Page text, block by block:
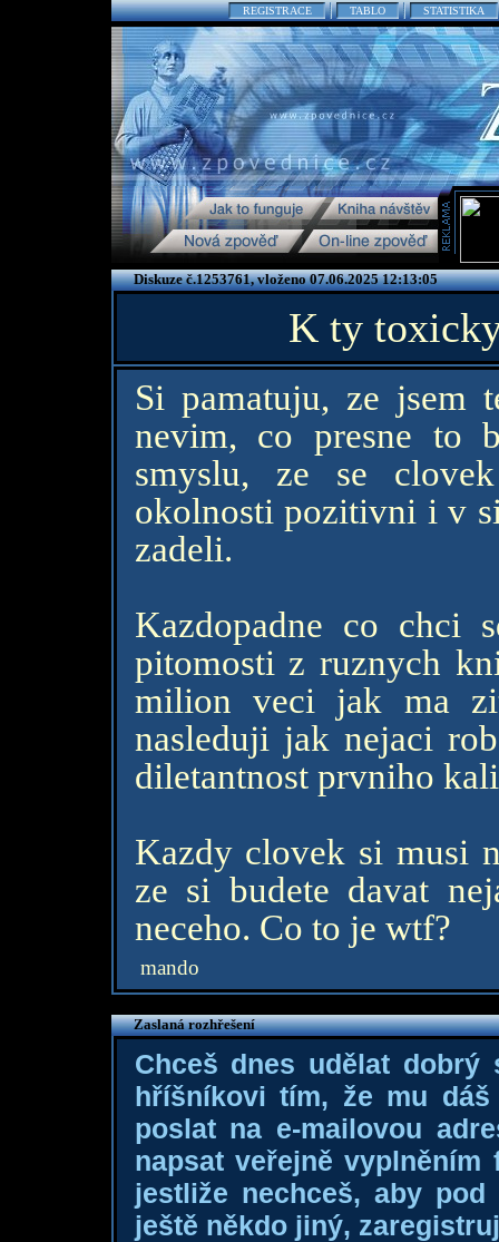
REGISTRACE TABLO STATISTIKA
Diskuze č.1253761, vloženo 07.06.2025 12:13:05
K ty
Si pamatuju, ze jsem
nevim, co presne to
smyslu, ze se
okolnosti pozitivni i v
zadeli.
Kazdopadne co chci
pitomosti z ruznych
milion veci jak ma
nasleduji jak nejaci
diletantnost prvniho
Kazdy clovek si musi
ze si budete davat
neceho. Co to je wtf?
mando
Zaslaná rozhřešení
Chceš dnes udělat dobrý
hříšníkovi tím, že mu
poslat na e-mailovou
napsat veřejně
jestliže nechceš, aby
ještě někdo jiný,